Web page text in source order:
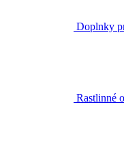
Doplnky
Rastlinné